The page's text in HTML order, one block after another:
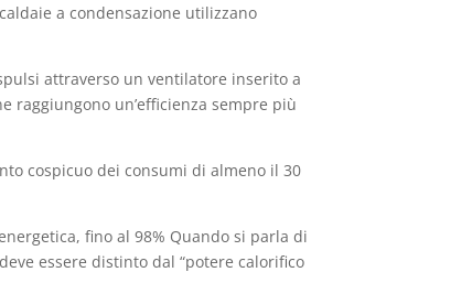
a condensazione utilizzano
attraverso un ventilatore inserito a
raggiungono un’efficienza sempre più
cospicuo dei consumi di almeno il 30
fino al 98% Quando si parla di
essere distinto dal “potere calorifico